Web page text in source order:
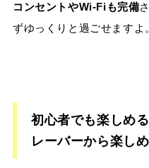
コンセントやWi-Fiも完備
ずゆっくりと過ごせますよ
初心者でも楽しめ
レーバーから楽し